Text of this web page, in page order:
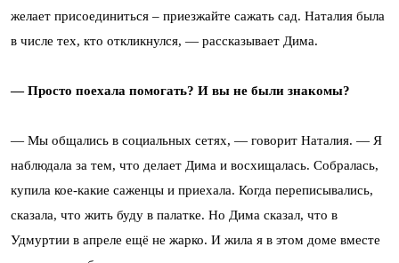
желает присоединиться – приезжайте сажать сад. Наталия была
в числе тех, кто откликнулся, — рассказывает Дима.
— Просто поехала помогать? И вы не были знакомы?
— Мы общались в социальных сетях, — говорит Наталия. — Я
наблюдала за тем, что делает Дима и восхищалась. Собралась,
купила кое-какие саженцы и приехала. Когда переписывались,
сказала, что жить буду в палатке. Но Дима сказал, что в
Удмуртии в апреле ещё не жарко. И жила я в этом доме вместе